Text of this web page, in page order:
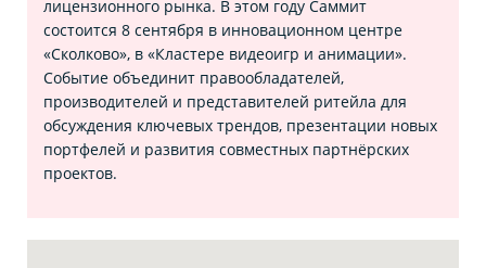
лицензионного рынка. В этом году Саммит
состоится 8 сентября в инновационном центре
«Сколково», в «Кластере видеоигр и анимации».
Событие объединит правообладателей,
производителей и представителей ритейла для
обсуждения ключевых трендов, презентации новых
портфелей и развития совместных партнёрских
проектов.